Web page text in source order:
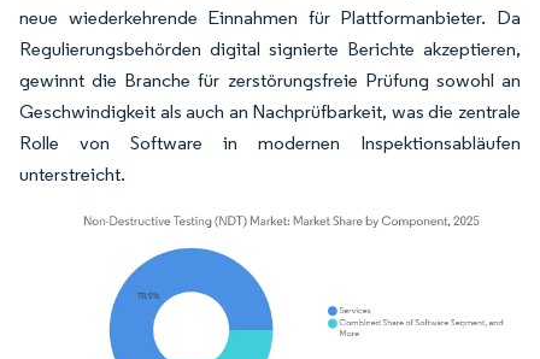
neue wiederkehrende Einnahmen für Plattformanbieter. Da
Regulierungsbehörden digital signierte Berichte akzeptieren,
gewinnt die Branche für zerstörungsfreie Prüfung sowohl an
Geschwindigkeit als auch an Nachprüfbarkeit, was die zentrale
Rolle von Software in modernen Inspektionsabläufen
unterstreicht.